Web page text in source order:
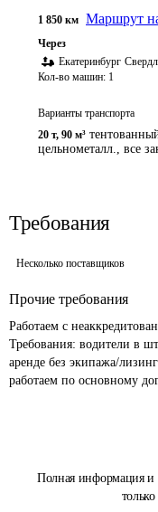
Полная информация и
1 850 км Маршрут
Через
Екатеринбург
Кол-во машин: 1
Варианты транспорта
20 т, 90 м³
цельнометалл., все
Требования
Несколько поставщиков
Прочие требования
Работаем с
Требования: водители в
аренде без экипажа/
работаем по основному